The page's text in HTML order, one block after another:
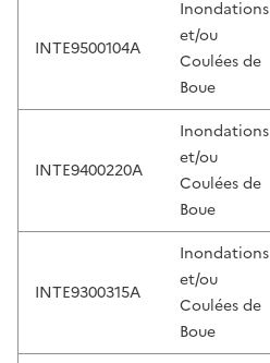
INTE9500104A
Inondations
et/ou
Coulées de
Boue
INTE9400220A
Inondations
et/ou
Coulées de
Boue
INTE9300315A
Inondations
et/ou
Coulées de
Boue